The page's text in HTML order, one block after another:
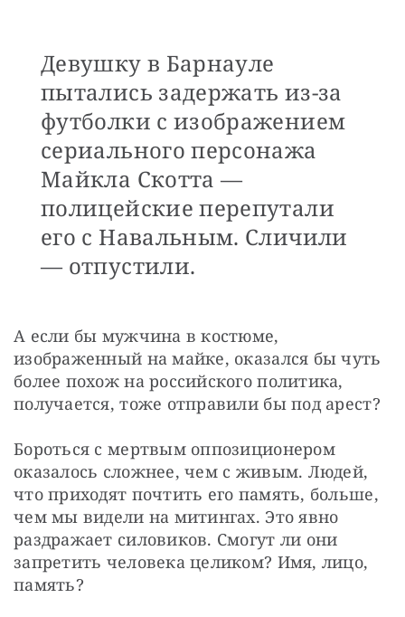
Девушку в Барнауле
пытались задержать из-за
футболки с изображением
сериального персонажа
Майкла Скотта —
полицейские перепутали
его с Навальным. Сличили
— отпустили.
А если бы мужчина в костюме,
изображенный на майке, оказался бы чуть
более похож на российского политика,
получается, тоже отправили бы под арест?
Бороться с мертвым оппозиционером
оказалось сложнее, чем с живым. Людей,
что приходят почтить его память, больше,
чем мы видели на митингах. Это явно
раздражает силовиков. Смогут ли они
запретить человека целиком? Имя, лицо,
память?